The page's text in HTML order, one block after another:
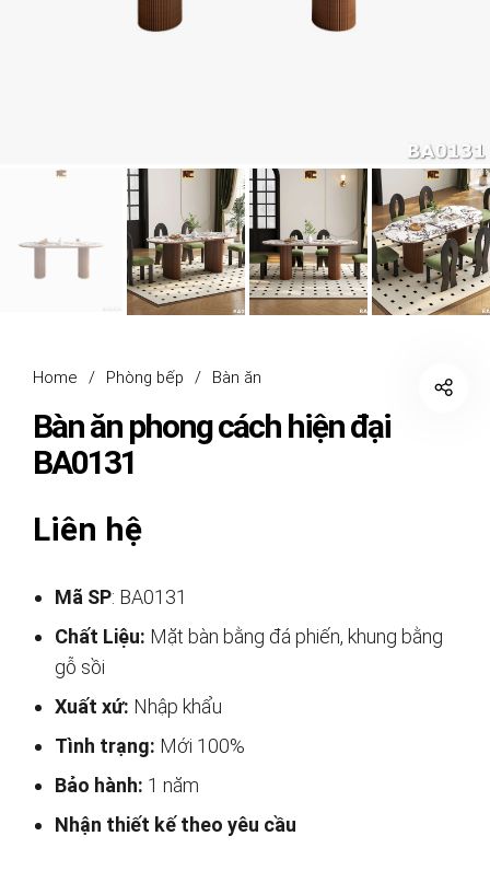
Home / Phòng bếp / Bàn ăn
Bàn ăn phong cách hiện đại
BA0131
Liên hệ
Mã SP: BA0131
Chất Liệu: Mặt bàn bằng đá phiến, khung bằng
gỗ sồi
Xuất xứ: Nhập khẩu
Tình trạng: Mới 100%
Bảo hành: 1 năm
Nhận thiết kế theo yêu cầu